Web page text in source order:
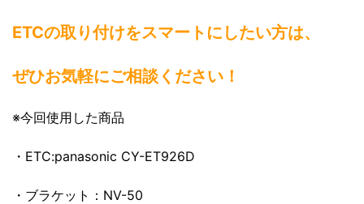
ETCの取り付けをスマートにしたい方は、
ぜひお気軽にご相談ください！
※今回使用した商品
・ETC:panasonic CY-ET926D
・ブラケット：NV-50